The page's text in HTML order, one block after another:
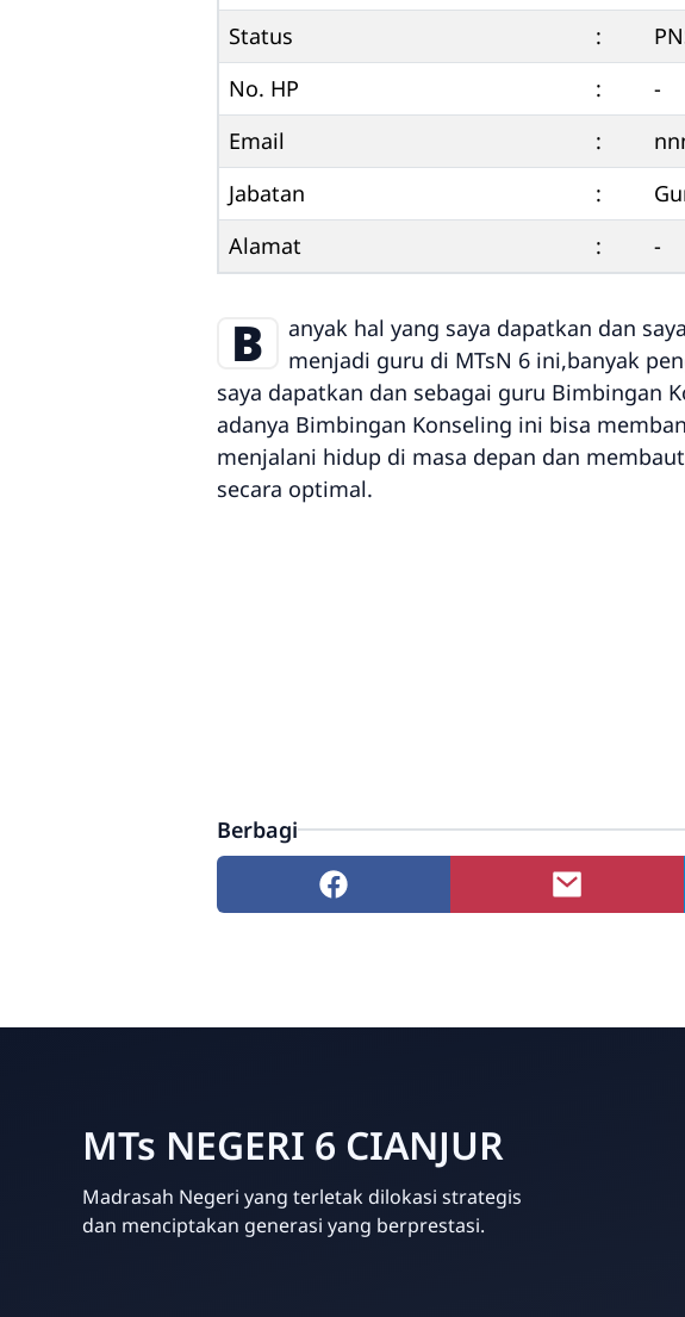
Status
:
No. HP
:
-
Email
:
Jabatan
:
Alamat
: -
B
anyak hal yang saya dapatkan dan
menjadi guru di MTsN 6 ini,banyak
saya dapatkan dan sebagai guru Bimbingan
adanya Bimbingan Konseling ini bisa
menjalani hidup di masa depan dan
secara optimal.
Berbagi
MTs NEGERI 6 CIANJUR
Madrasah Negeri yang terletak dilokasi strategis
dan menciptakan generasi yang berprestasi.